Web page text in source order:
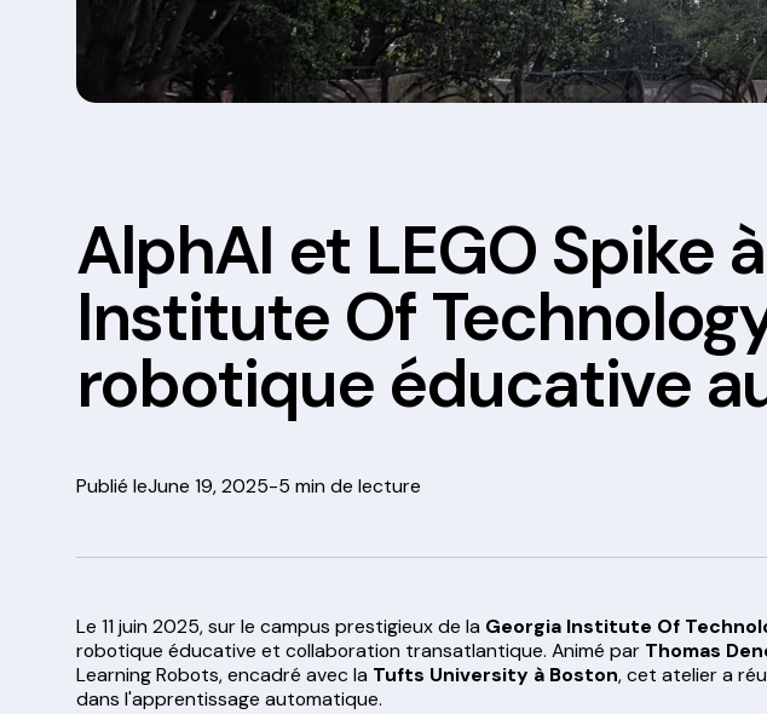
AlphAI et LEGO Spike
Institute Of
robotique éducative
Publié leJune 19, 2025-5 min de lecture
Le 11 juin 2025, sur le campus prestigieux de la Georgia Institute Of
robotique éducative et collaboration transatlantique. Animé par Thomas
Learning Robots, encadré avec la Tufts University à Boston, cet atelier a
dans l'apprentissage automatique.